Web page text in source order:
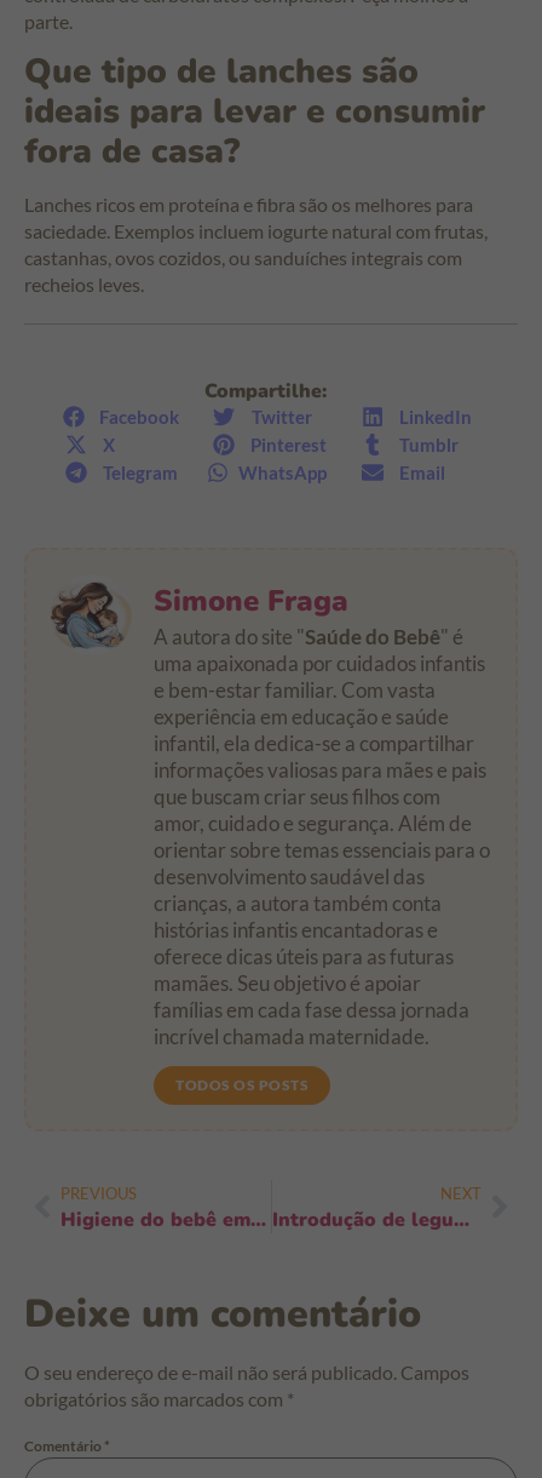
parte.
Que tipo de lanches são
ideais para levar e consumir
fora de casa?
Lanches ricos em proteína e fibra são os melhores para
saciedade. Exemplos incluem iogurte natural com frutas,
castanhas, ovos cozidos, ou sanduíches integrais com
recheios leves.
Compartilhe:
Facebook Twitter
LinkedIn
X
Pinterest
Tumblr
Telegram
WhatsApp Email
Simone Fraga
A autora do site "Saúde do Bebê" é
uma apaixonada por cuidados infantis
e bem-estar familiar. Com vasta
experiência em educação e saúde
infantil, ela dedica-se a compartilhar
informações valiosas para mães e pais
que buscam criar seus filhos com
amor, cuidado e segurança. Além de
orientar sobre temas essenciais para o
desenvolvimento saudável das
crianças, a autora também conta
histórias infantis encantadoras e
oferece dicas úteis para as futuras
mamães. Seu objetivo é apoiar
famílias em cada fase dessa jornada
incrível chamada maternidade.
TODOS OS POSTS
PREVIOUS
Higiene do bebê em viagens de avião: 12 dicas práticas para voos tranquilos
NEXT
Introdução de leguminosas na alimentação: como transformar sua dieta em 30 dias
Deixe um comentário
O seu endereço de e-mail não será publicado. Campos
obrigatórios são marcados com *
Comentário *